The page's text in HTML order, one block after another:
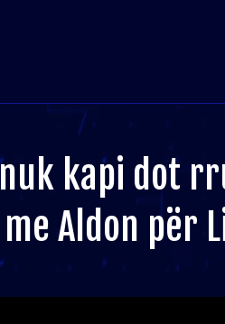
kapi dot
Aldon për